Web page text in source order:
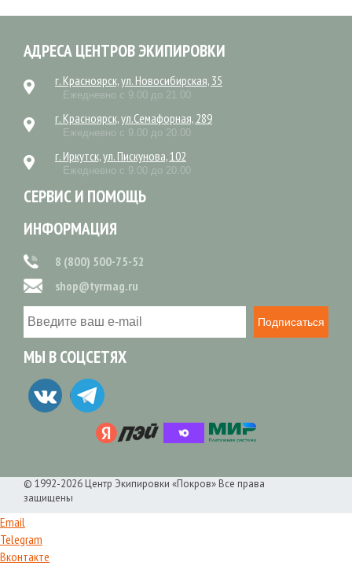
АДРЕСА ЦЕНТРОВ ЭКИПИРОВКИ
г. Красноярск, ул. Новосибирская, 35
Ежедневно с 9.00 до 21.00
г. Красноярск, ул.Семафорная, 289
Ежедневно с 9.00 до 20.00
г. Иркутск, ул. Пискунова, 102
Ежедневно с 9.00 до 20.00
СЕРВИС И ПОМОЩЬ
ИНФОРМАЦИЯ
8 (800) 500-75-52
shop@tyrmag.ru
Подписаться
МЫ В СОЦСЕТЯХ
© 1992-2026 Центр Экипировки «Покров» Все права
защищены
Email
Telegram
Вконтакте